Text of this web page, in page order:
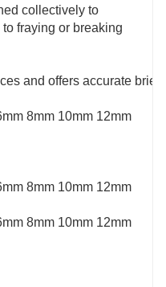
collectively to
fraying or breaking
and offers accurate brief